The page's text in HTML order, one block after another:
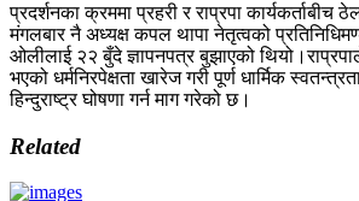
प्रदर्शनका क्रममा प्रहरी र राप्रपा कार्यकर्ताबीच
मंगलबार नै अध्यक्ष कपल थापा नेतृत्वको
ओलीलाई २२ बुँदे ज्ञापनपत्र बुझाएको
भएको धर्मनिरपेक्षता खारेज गरी पूर्ण धार्मिक
हिन्दुराष्ट्र घोषणा गर्न माग गरेको छ।
Related